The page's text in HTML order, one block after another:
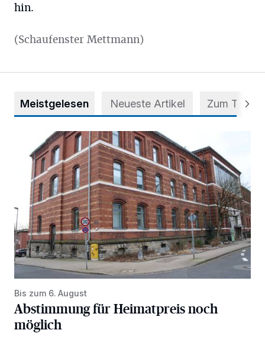
hin.
(Schaufenster Mettmann)
Meistgelesen Neueste Artikel Zum Thema
Abstimmung für Heimatpreis noch möglich
Bis zum 6. August
Abstimmung für Heimatpreis noch
möglich